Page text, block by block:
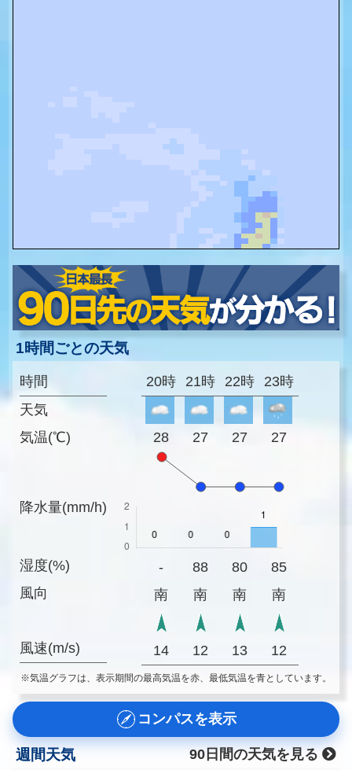
1時間ごとの天気
時間
天気
気温(℃)
降水量(mm/h)
湿度(%)
風向
風速(m/s)
20時 21時 22時 23時
28 27 27 27
- 88 80
85
南
南 南 南
14 12 13 12
※気温グラフは、表示期間の最高気温を赤、最低気温を青としています。
コンパスを表示
週間天気
90日間の天気を見る